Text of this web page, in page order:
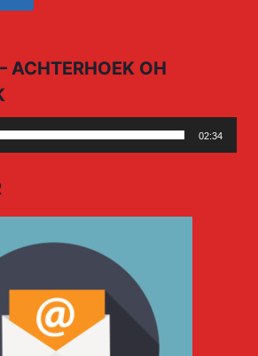
ACHTERHOEK OH
02:34